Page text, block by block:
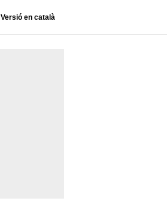
Versió en català